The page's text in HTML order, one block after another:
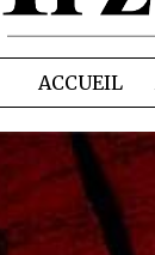
ACCUEIL